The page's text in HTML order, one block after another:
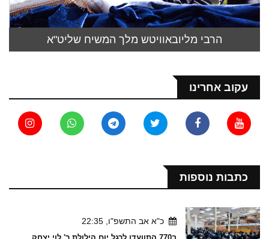
הרבי מליובאוויטש מלך המשיח שליט"א
עקוב אחרינו
כתבות נוספות
כ"א אב התשפ"ו, 22:35
ב770 התוועדו לרגל יום הילולת ר' לוי יצחק